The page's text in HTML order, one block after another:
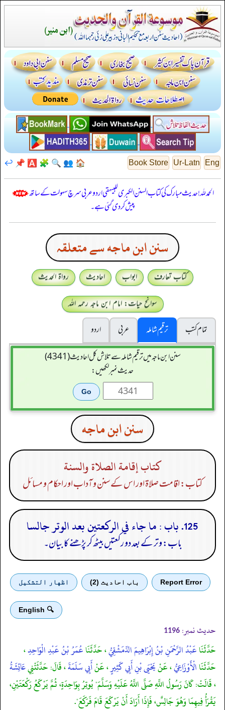
Eng
Ur-Latn
Book Store
🏠
👥
🔍
🧩
🅰️
📌
↩️
الحمدللہ! حدیث مبارک کی کتاب السنن الكبرى للبيهقي اردو عربی سرچ سہولت کے ساتھ
پیش کر دی گئی ہے۔
سنن ابن ماجه سے متعلقہ
کتاب تعارف ابواب احادیث
رواۃ الحدیث
سوانح حیات: امام ابن ماجہ رحمہ اللہ
تمام کتب
ترقیم شاملہ عربی
اردو
سنن ابن ماجہ میں ترقیم شاملہ سے تلاش کل احادیث (4341)
حدیث نمبر لکھیں:
سنن ابن ماجه
كتاب إقامة الصلاة والسنة
کتاب: اقامت صلاۃ اور اس کے سنن و آداب اور احکام و مسائل
125. باب : ما جاء في الركعتين بعد الوتر جالسا
باب: وتر کے بعد دو رکعتیں بیٹھ کر پڑھنے کا بیان۔
Report Error باب احادیث (2) اظهار التشكيل
🔍 English
حدیث نمبر: 1196
حَدَّثَنَاعَبْدُ الرَّحْمَنِ بْنُ إِبْرَاهِيمَ الدِّمَشْقِيُّ، حَدَّثَنَاعُمَرُ بْنُ عَبْدِ الْوَاحِدِ،
حَدَّثَنَاالْأَوْزَاعِيُّ، عَنْيَحْيَى بْنِ أَبِي كَثِيرٍ، عَنْأَبِي سَلَمَةَ، قَالَ: حَدَّثَتْنِيعَائِشَةُ
، قَالَتْ: كَانَ رَسُولُ اللَّهِ صَلَّى اللَّهُ عَلَيْهِ وَسَلَّمَ" يُوتِرُ بِوَاحِدَةٍ، ثُمَّ يَرْكَعُ رَكْعَتَيْنِ،
يَقْرَأُ فِيهِمَا وَهُوَ جَالِسٌ، فَإِذَا أَرَادَ أَنْ يَرْكَعَ قَامَ فَرَكَعَ".